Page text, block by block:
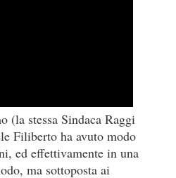
(la stessa Sindaca Raggi
Filiberto ha avuto modo
ed effettivamente in una
ma sottoposta ai